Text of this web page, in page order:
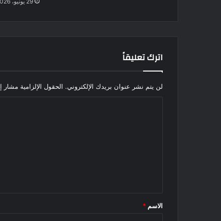
اترك تعليقاً
لن يتم نشر عنوان بريدك الإلكتروني. الحقول الإلزامية مشار
*
الاسم *